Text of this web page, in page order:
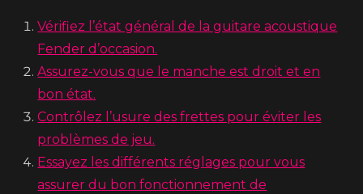
Vérifiez l’état général de la guitare acoustique
Fender d’occasion.
Assurez-vous que le manche est droit et en
bon état.
Contrôlez l’usure des frettes pour éviter les
problèmes de jeu.
Essayez les différents réglages pour vous
assurer du bon fonctionnement de